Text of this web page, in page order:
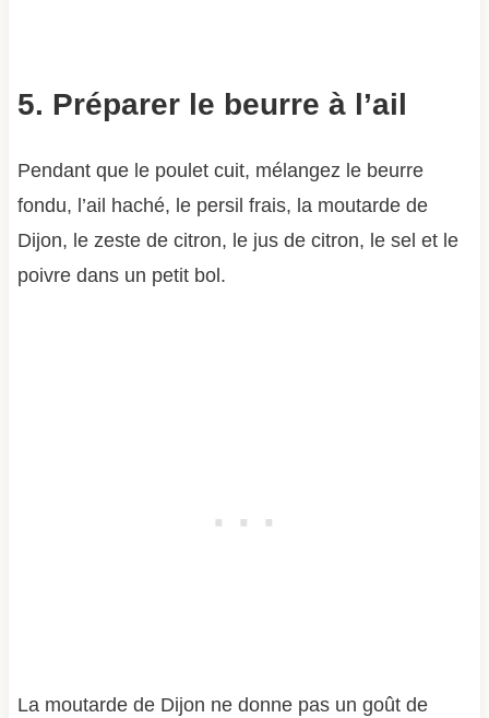
5. Préparer le beurre à l’ail
Pendant que le poulet cuit, mélangez le beurre
fondu, l’ail haché, le persil frais, la moutarde de
Dijon, le zeste de citron, le jus de citron, le sel et le
poivre dans un petit bol.
La moutarde de Dijon ne donne pas un goût de